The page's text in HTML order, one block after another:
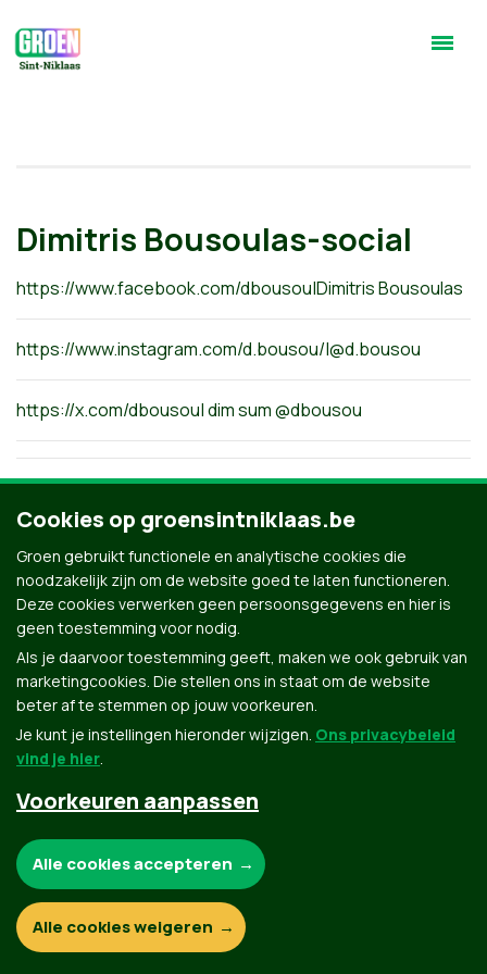
Dimitris Bousoulas-social
https://www.facebook.com/dbousou|Dimitris Bousoulas
https://www.instagram.com/d.bousou/|@d.bousou
https://x.com/dbousou| dim sum @dbousou
https://www.linkedin.com/in/dimitrisbousoulas/|Dimitris
Bousoulas
mailto:dimitris.bousoulas@outlook.com|
© Copyright Groen 2026 | Gemaakt metNationBuilder
Contact Privacybeleid
Cookies op groensintniklaas.be
Groen gebruikt functionele en analytische cookies die
noodzakelijk zijn om de website goed te laten functioneren.
Deze cookies verwerken geen persoonsgegevens en hier is
geen toestemming voor nodig.
Als je daarvoor toestemming geeft, maken we ook gebruik van
marketingcookies. Die stellen ons in staat om de website
beter af te stemmen op jouw voorkeuren.
Je kunt je instellingen hieronder wijzigen. Ons privacybeleid
vind je hier.
Voorkeuren aanpassen
Functionele en analytische cookies:
Alle cookies accepteren
Alle cookies weigeren